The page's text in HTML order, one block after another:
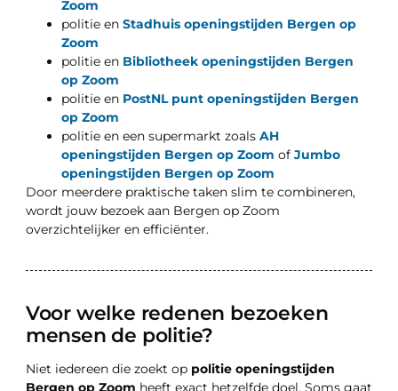
Zoom
politie en Stadhuis openingstijden Bergen op
Zoom
politie en Bibliotheek openingstijden Bergen
op Zoom
politie en PostNL punt openingstijden Bergen
op Zoom
politie en een supermarkt zoals AH
openingstijden Bergen op Zoom of Jumbo
openingstijden Bergen op Zoom
Door meerdere praktische taken slim te combineren,
wordt jouw bezoek aan Bergen op Zoom
overzichtelijker en efficiënter.
Voor welke redenen bezoeken
mensen de politie?
Niet iedereen die zoekt op politie openingstijden
Bergen op Zoom heeft exact hetzelfde doel. Soms gaat